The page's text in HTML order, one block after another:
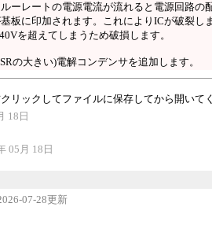
ーレートの電源電流が流れると電源回路の
板に印加されます。これによりICが破裂し
を超えてしまうため破損します。
の大きい)電解コンデンサを追加します。
リックしてファイルに保存してから開いて
18日
05月 18日
07-28更新